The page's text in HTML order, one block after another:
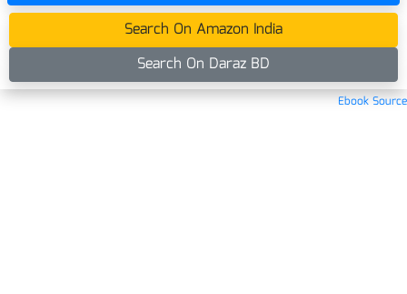
Search On Amazon India
Search On Daraz BD
Ebook Source